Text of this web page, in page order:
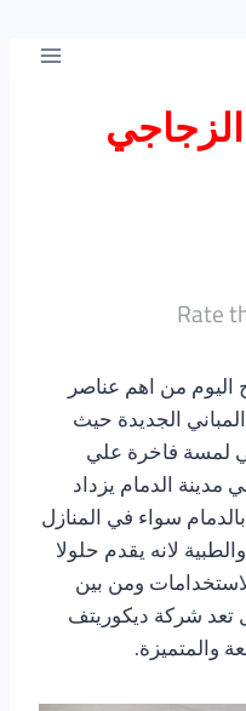
Rate
اليوم من اهم عناصر
الجديدة حيث
لمسة فاخرة علي
مدينة الدمام يزداد
سواء في المنازل
لانه يقدم حلولا
ومن بين
تعد شركة ديكوريتف
والمتميزة.